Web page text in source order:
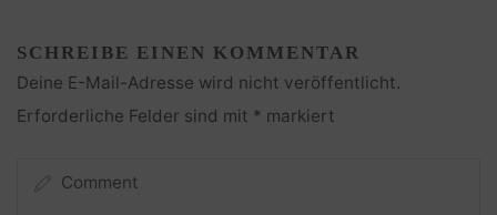
SCHREIBE EINEN KOMMENTAR
Deine E-Mail-Adresse wird nicht veröffentlicht.
Erforderliche Felder sind mit * markiert